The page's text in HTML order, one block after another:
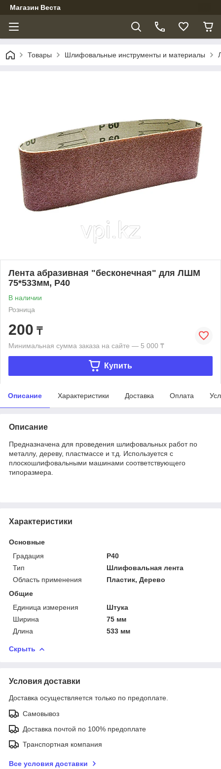
Магазин Веста
Товары Шлифовальные инструменты и материалы
Лента абразивная "бесконечная" для ЛШМ
75*533мм, Р40
В наличии
Розница
200 ₸
Минимальная сумма заказа на сайте — 5 000 ₸
Купить
Описание Характеристики Доставка Оплата
Описание
Предназначена для проведения шлифовальных работ по
металлу, дереву, пластмассе и т.д. Используется с
плоскошлифовальными машинами соответствующего
типоразмера.
Характеристики
Основные
Градация
Р40
Тип
Шлифовальная лента
Область применения
Пластик, Дерево
Общие
Единица измерения
Штука
Ширина
75 мм
Длина
533 мм
Скрыть
Условия доставки
Доставка осуществляется только по предоплате.
Самовывоз
Доставка почтой по 100% предоплате
Транспортная компания
Все условия доставки